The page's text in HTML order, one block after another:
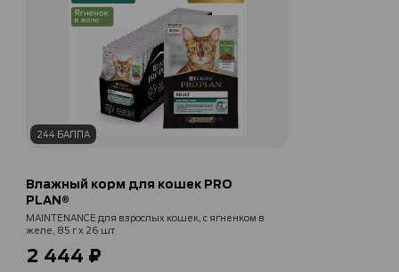
244 БАЛЛА
Влажный корм для кошек PRO
PLAN®
MAINTENANCE для взрослых кошек, с ягненком в
желе, 85 г x 26 шт
2 444 ₽